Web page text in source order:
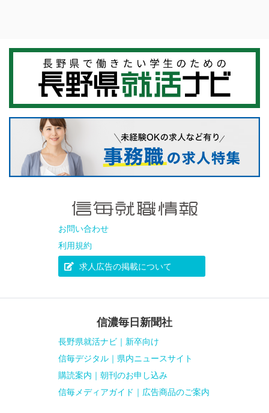
お問い合わせ
利用規約
求人広告の掲載について
信濃毎日新聞社
長野県就活ナビ｜新卒向け
信毎デジタル｜県内ニュースサイト
購読案内｜朝刊のお申し込み
信毎メディアガイド｜広告商品のご案内